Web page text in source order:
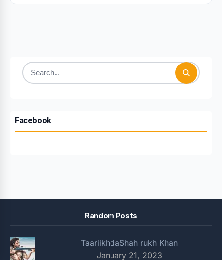
Search
Facebook
Random Posts
TaariikhdaShah rukh Khan
January 21, 2023